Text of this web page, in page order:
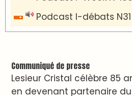
Podcast I-débats
Communiqué de presse
Lesieur Cristal célèbre 85
en devenant partenaire